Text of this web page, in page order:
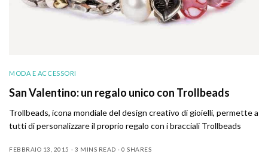
MODA E ACCESSORI
San Valentino: un regalo unico con Trollbeads
Trollbeads, icona mondiale del design creativo di gioielli, permette a
tutti di personalizzare il proprio regalo con i bracciali Trollbeads
FEBBRAIO 13, 2015 3 MINS READ 0 SHARES